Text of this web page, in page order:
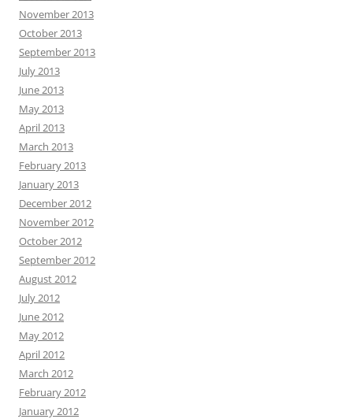
November 2013
October 2013
September 2013
July 2013
June 2013
May 2013
April 2013
March 2013
February 2013
January 2013
December 2012
November 2012
October 2012
September 2012
August 2012
July 2012
June 2012
May 2012
April 2012
March 2012
February 2012
January 2012